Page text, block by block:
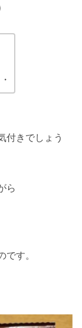
付きでしょう
ら
です。